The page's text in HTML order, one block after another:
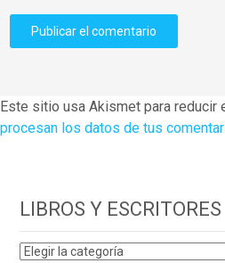
Este sitio usa Akismet para reducir
procesan los datos de tus
LIBROS Y ESCRITORES
LIBROS